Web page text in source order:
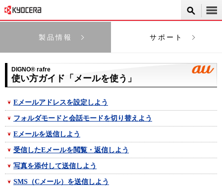
製品情報 サポート
DIGNO® rafre
使い方ガイド「メールを使う」
Eメールアドレスを設定しよう
フォルダモードと会話モードを切り替えよう
Eメールを送信しよう
受信したEメールを閲覧・返信しよう
写真を添付して送信しよう
SMS（Cメール）を送信しよう